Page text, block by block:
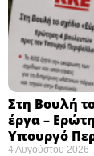
Στη Βουλή
έργα –
Υπουργό
4 Αυγούστου 2026